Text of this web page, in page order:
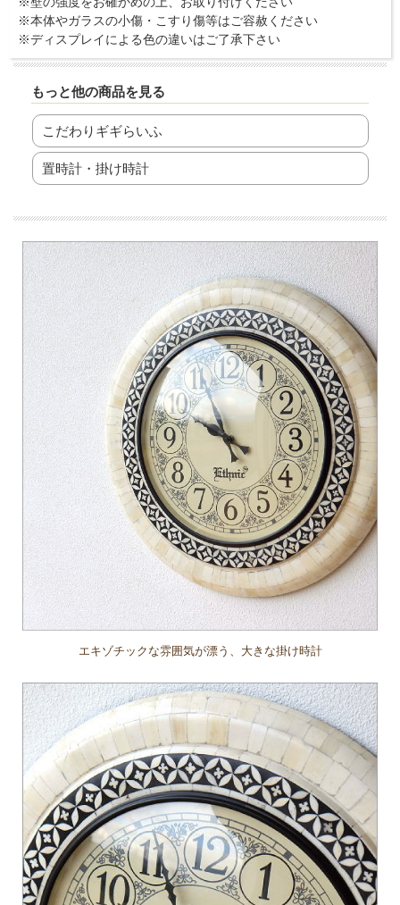
※本体やガラスの小傷・こすり傷等はご容赦ください
※ディスプレイによる色の違いはご了承下さい
もっと他の商品を見る
こだわりギギらいふ
置時計・掛け時計
エキゾチックな雰囲気が漂う、大きな掛け時計